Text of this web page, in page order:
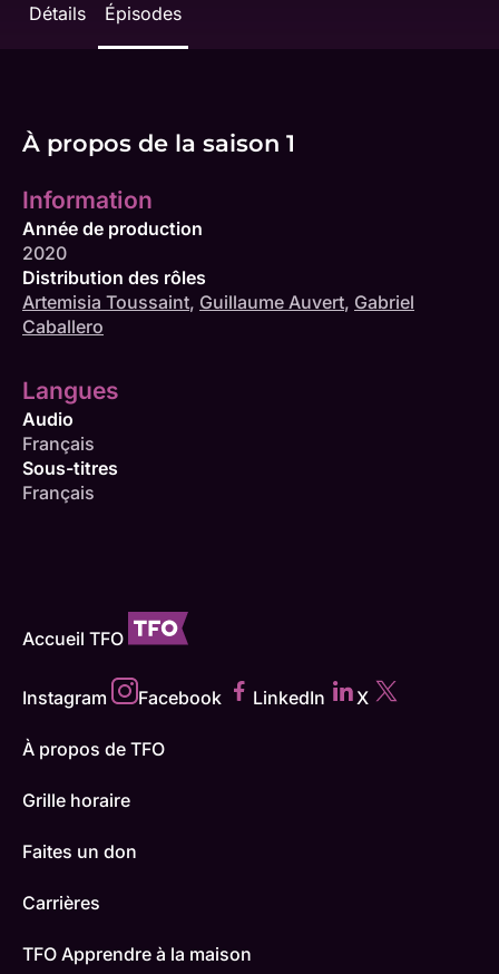
Détails Épisodes
À propos de la saison 1
Information
Année de production
2020
Distribution des rôles
Artemisia Toussaint, Guillaume Auvert, Gabriel
Caballero
Langues
Audio
Français
Sous-titres
Français
Accueil TFO
Instagram Facebook LinkedIn X
À propos de TFO
Grille horaire
Faites un don
Carrières
TFO Apprendre à la maison